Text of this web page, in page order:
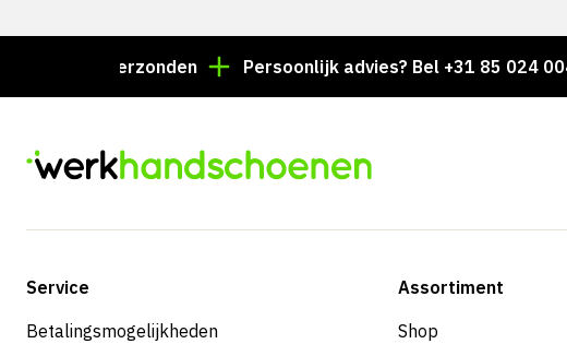
dag verzonden Persoonlijk advies? Bel +31 85 024 0044
Service
Betalingsmogelijkheden
Assortiment
Shop